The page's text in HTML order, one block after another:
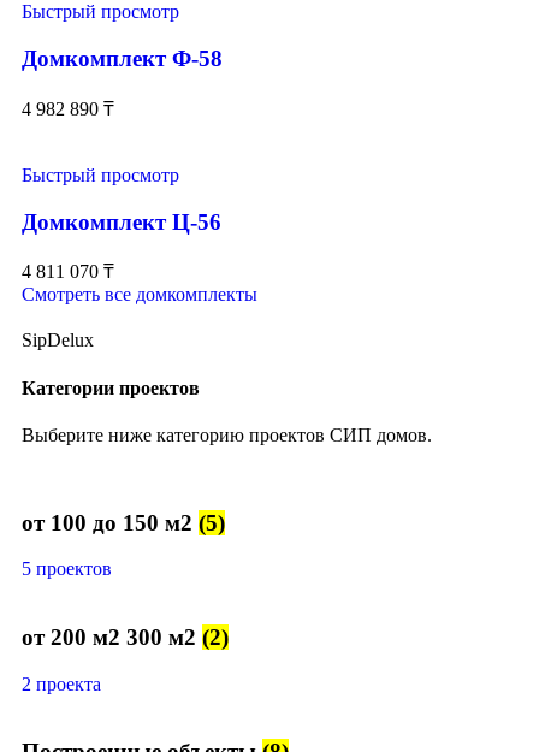
Быстрый просмотр
Домкомплект Ф-58
4 982 890 ₸
Быстрый просмотр
Домкомплект Ц-56
4 811 070 ₸
Смотреть все домкомплекты
SipDelux
Категории проектов
Выберите ниже категорию проектов СИП домов.
от 100 до 150 м2 (5)
5 проектов
от 200 м2 300 м2 (2)
2 проекта